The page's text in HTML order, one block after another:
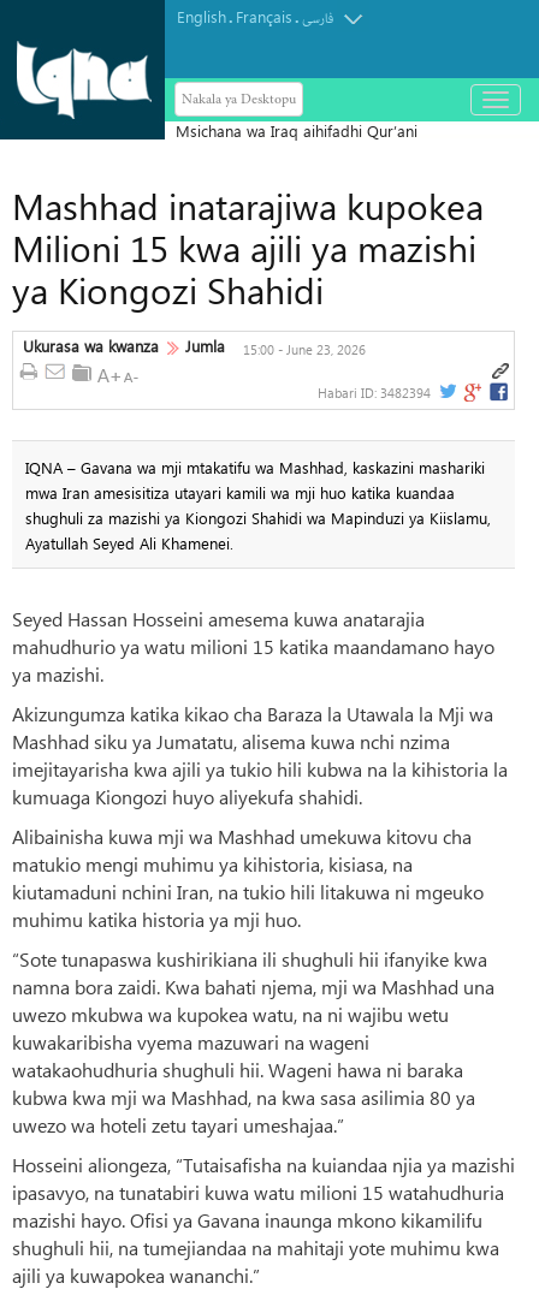
English. Français.فارسی
Nakala ya Desktopu
باز
و
Mashhad inatarajiwa kupokea
Milioni 15 kwa ajili ya mazishi
ya Kiongozi Shahidi
Ukurasa wa kwanza Jumla 15:00 - June 23, 2026
Habari ID: 3482394
IQNA – Gavana wa mji mtakatifu wa Mashhad, kaskazini mashariki
mwa Iran amesisitiza utayari kamili wa mji huo katika kuandaa
shughuli za mazishi ya Kiongozi Shahidi wa Mapinduzi ya Kiislamu,
Ayatullah Seyed Ali Khamenei.
Seyed Hassan Hosseini amesema kuwa anatarajia
mahudhurio ya watu milioni 15 katika maandamano hayo
ya mazishi.
Akizungumza katika kikao cha Baraza la Utawala la Mji wa
Mashhad siku ya Jumatatu, alisema kuwa nchi nzima
imejitayarisha kwa ajili ya tukio hili kubwa na la kihistoria la
kumuaga Kiongozi huyo aliyekufa shahidi.
Alibainisha kuwa mji wa Mashhad umekuwa kitovu cha
matukio mengi muhimu ya kihistoria, kisiasa, na
kiutamaduni nchini Iran, na tukio hili litakuwa ni mgeuko
muhimu katika historia ya mji huo.
“Sote tunapaswa kushirikiana ili shughuli hii ifanyike kwa
namna bora zaidi. Kwa bahati njema, mji wa Mashhad una
uwezo mkubwa wa kupokea watu, na ni wajibu wetu
kuwakaribisha vyema mazuwari na wageni
watakaohudhuria shughuli hii. Wageni hawa ni baraka
kubwa kwa mji wa Mashhad, na kwa sasa asilimia 80 ya
uwezo wa hoteli zetu tayari umeshajaa.”
Hosseini aliongeza, “Tutaisafisha na kuiandaa njia ya mazishi
ipasavyo, na tunatabiri kuwa watu milioni 15 watahudhuria
mazishi hayo. Ofisi ya Gavana inaunga mkono kikamilifu
shughuli hii, na tumejiandaa na mahitaji yote muhimu kwa
ajili ya kuwapokea wananchi.”